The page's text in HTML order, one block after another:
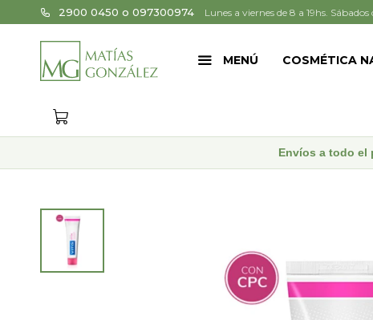
MENÚ COSMÉTICA
2900 0450 o 097300974 Lunes a viernes de 8 a 19hs. Sábados
Envíos a todo el